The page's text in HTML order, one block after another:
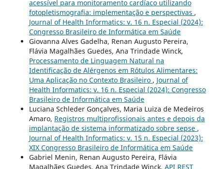
acessível para monitoramento cardíaco utilizando
fotopletismografia: implementação e perspectivas ,
Journal of Health Informatics: v. 16 n. Especial (2024):
Congresso Brasileiro de Informática em Saúde
Giovanna Alves Gadelha, Renan Augusto Pereira,
Flávia Magalhães Guedes, Ana Trindade Winck,
Processamento de Linguagem Natural na
Identificação de Alérgenos em Rótulos Alimentares:
Uma Aplicação no Contexto Brasileiro , Journal of
Health Informatics: v. 16 n. Especial (2024): Congresso
Brasileiro de Informática em Saúde
Luciana Schleder Gonçalves, Maria Luiza de Medeiros
Amaro, Registros multiprofissionais antes e depois da
implantação de sistema informatizado sobre sepse ,
Journal of Health Informatics: v. 15 n. Especial (2023):
XIX Congresso Brasileiro de Informática em Saúde
Gabriel Menin, Renan Augusto Pereira, Flávia
Magalhães Guedes, Ana Trindade Winck, API REST